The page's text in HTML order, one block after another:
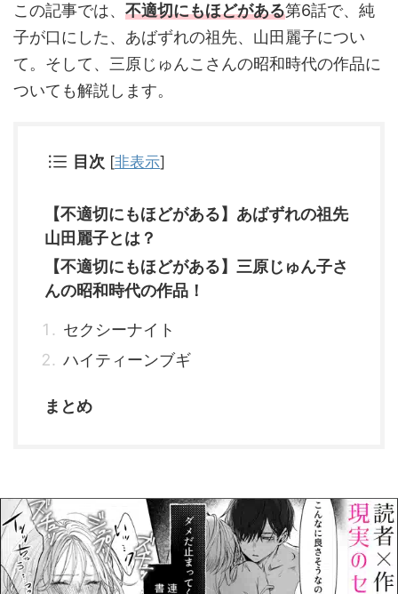
この記事では、 不適切にもほどがある第6話で、純
子が口にした、あばずれの祖先、山田麗子につい
て。そして、三原じゅんこさんの昭和時代の作品に
ついても解説します。
目次 [非表示]
【不適切にもほどがある】あばずれの祖先
山田麗子とは？
【不適切にもほどがある】三原じゅん子さ
んの昭和時代の作品！
セクシーナイト
ハイティーンブギ
まとめ